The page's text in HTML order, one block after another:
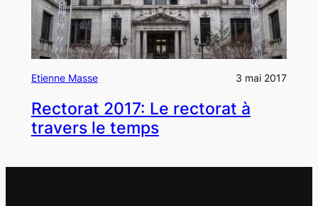
Etienne Masse 3 mai 2017
Rectorat 2017: Le rectorat à
travers le temps